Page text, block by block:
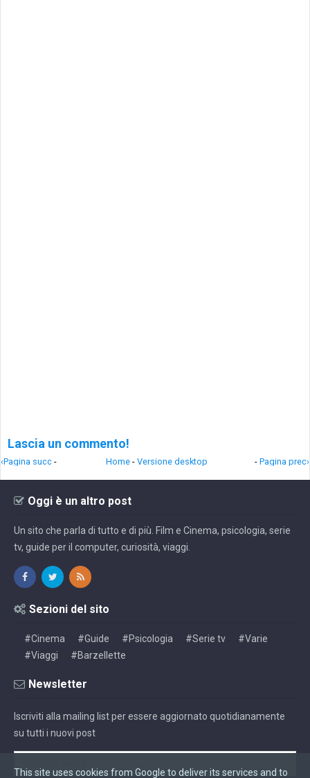
Lascia un commento!
‹Pagina succ - - Pagina prec›
Home - Versione desktop
Oggi è un altro post
Un sito che parla di tutto e di più. Film e Cinema, psicologia, serie
tv, guide per il computer, curiosità, viaggi.
Sezioni del sito
#Cinema #Guide #Psicologia #Serie tv
#Varie
#Viaggi
#Barzellette
Newsletter
Iscriviti alla mailing list per essere aggiornato quotidianamente
su tutti i nuovi post
This site uses cookies from Google to deliver its services and to